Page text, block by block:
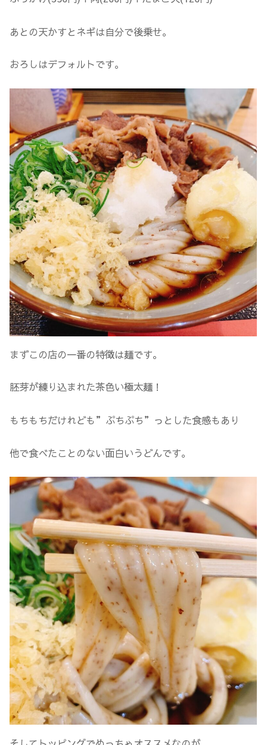
あとの天かすとネギは自分で後乗せ。
おろしはデフォルトです。
まずこの店の一番の特徴は麺です。
胚芽が練り込まれた茶色い極太麺！
もちもちだけれども”ぷちぷち”っとした食感もあり
他で食べたことのない面白いうどんです。